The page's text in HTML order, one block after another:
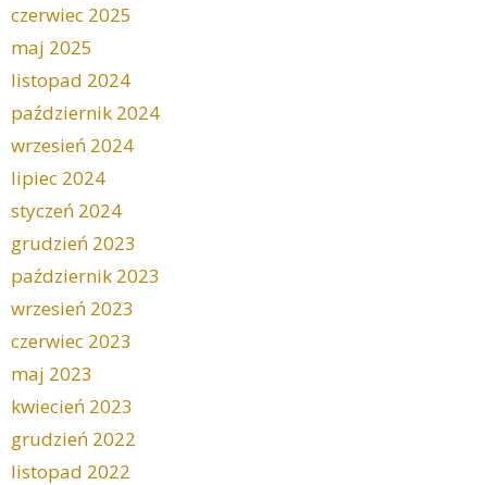
czerwiec 2025
maj 2025
listopad 2024
październik 2024
wrzesień 2024
lipiec 2024
styczeń 2024
grudzień 2023
październik 2023
wrzesień 2023
czerwiec 2023
maj 2023
kwiecień 2023
grudzień 2022
listopad 2022